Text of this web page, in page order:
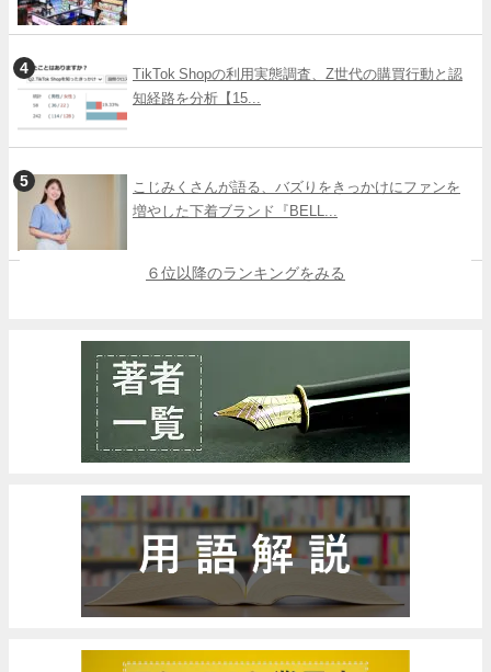
TikTok Shopの利用実態調査、Z世代の購買行動と認
知経路を分析【15...
こじみくさんが語る、バズりをきっかけにファンを
増やした下着ブランド『BELL...
６位以降のランキングをみる